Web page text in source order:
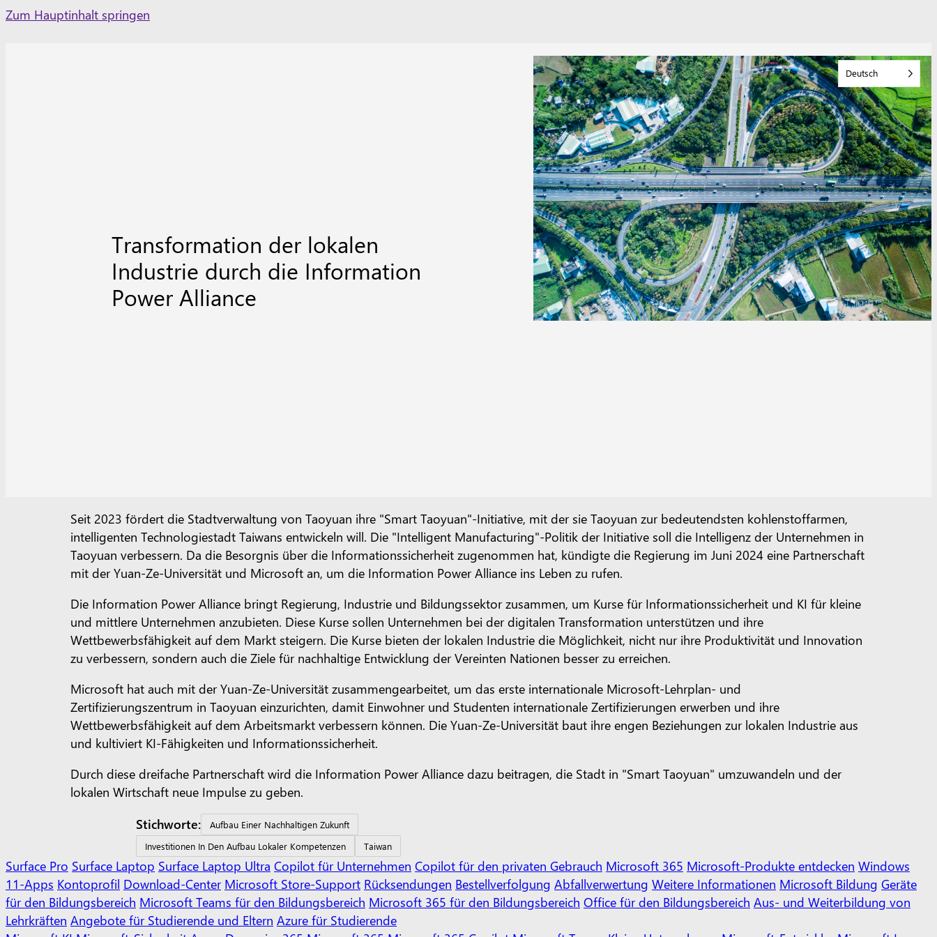
Skip
Zum Hauptinhalt springen
Deutsch
Transformation der lokalen
Industrie durch die Information
Power Alliance
Seit 2023 fördert die Stadtverwaltung von Taoyuan ihre "Smart Taoyuan"-Initiative, mit der sie Taoyuan zur bedeutendsten kohlenstoffarmen,
intelligenten Technologiestadt Taiwans entwickeln will. Die "Intelligent Manufacturing"-Politik der Initiative soll die Intelligenz der Unternehmen in
Taoyuan verbessern. Da die Besorgnis über die Informationssicherheit zugenommen hat, kündigte die Regierung im Juni 2024 eine Partnerschaft
mit der Yuan-Ze-Universität und Microsoft an, um die Information Power Alliance ins Leben zu rufen.
Die Information Power Alliance bringt Regierung, Industrie und Bildungssektor zusammen, um Kurse für Informationssicherheit und KI für kleine
und mittlere Unternehmen anzubieten. Diese Kurse sollen Unternehmen bei der digitalen Transformation unterstützen und ihre
Wettbewerbsfähigkeit auf dem Markt steigern. Die Kurse bieten der lokalen Industrie die Möglichkeit, nicht nur ihre Produktivität und Innovation
zu verbessern, sondern auch die Ziele für nachhaltige Entwicklung der Vereinten Nationen besser zu erreichen.
Microsoft hat auch mit der Yuan-Ze-Universität zusammengearbeitet, um das erste internationale Microsoft-Lehrplan- und
Zertifizierungszentrum in Taoyuan einzurichten, damit Einwohner und Studenten internationale Zertifizierungen erwerben und ihre
Wettbewerbsfähigkeit auf dem Arbeitsmarkt verbessern können. Die Yuan-Ze-Universität baut ihre engen Beziehungen zur lokalen Industrie aus
und kultiviert KI-Fähigkeiten und Informationssicherheit.
Durch diese dreifache Partnerschaft wird die Information Power Alliance dazu beitragen, die Stadt in "Smart Taoyuan" umzuwandeln und der
lokalen Wirtschaft neue Impulse zu geben.
Stichworte:
Aufbau Einer Nachhaltigen Zukunft
Investitionen In Den Aufbau Lokaler Kompetenzen
Taiwan
Surface Pro Surface Laptop Surface Laptop Ultra Copilot für Unternehmen Copilot für den privaten Gebrauch Microsoft 365 Microsoft-Produkte entdecken Windows
11-Apps Kontoprofil Download-Center Microsoft Store-Support Rücksendungen Bestellverfolgung Abfallverwertung Weitere Informationen Microsoft Bildung Geräte
für den Bildungsbereich Microsoft Teams für den Bildungsbereich Microsoft 365 für den Bildungsbereich Office für den Bildungsbereich Aus- und Weiterbildung von
Lehrkräften Angebote für Studierende und Eltern Azure für Studierende